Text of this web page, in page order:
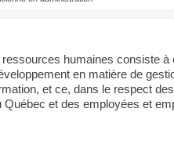
humaines consiste
en matière de
et ce, dans le respect
Québec et des employées et